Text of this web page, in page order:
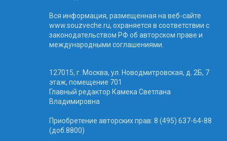
Вся информация, размещенная на веб-сайте
www.souzveche.ru, охраняется в соответствии с
законодательством РФ об авторском праве и
международными соглашениями.
127015, г. Москва, ул. Новодмитровская, д. 2Б, 7
этаж, помещение 701
Главный редактор Камека Светлана
Владимировна
Приобретение авторских прав: 8 (495) 637-64-88
(доб.8800)